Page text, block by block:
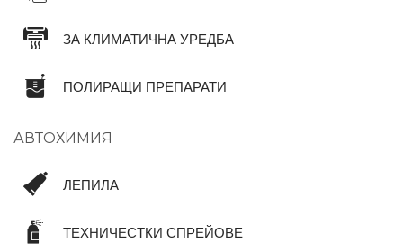
ЗА КЛИМАТИЧНА УРЕДБА
ПОЛИРАЩИ ПРЕПАРАТИ
АВТОХИМИЯ
ЛЕПИЛА
ТЕХНИЧЕСТКИ СПРЕЙОВЕ